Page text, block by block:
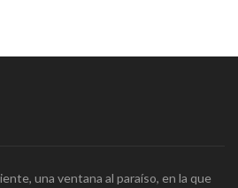
una ventana al paraíso, en la que